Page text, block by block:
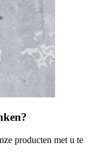
producten met u te